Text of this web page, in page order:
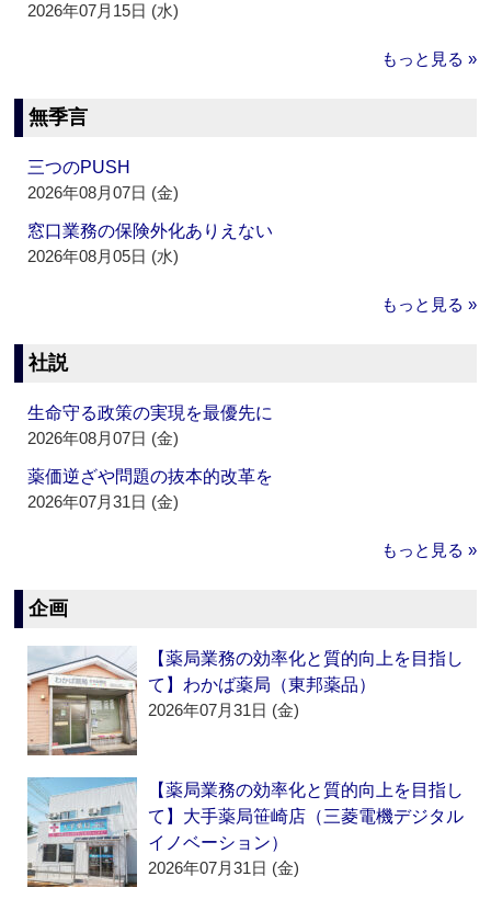
2026年07月15日 (水)
もっと見る »
無季言
三つのPUSH
2026年08月07日 (金)
窓口業務の保険外化ありえない
2026年08月05日 (水)
もっと見る »
社説
生命守る政策の実現を最優先に
2026年08月07日 (金)
薬価逆ざや問題の抜本的改革を
2026年07月31日 (金)
もっと見る »
企画
【薬局業務の効率化と質的向上を目指し
て】わかば薬局（東邦薬品）
2026年07月31日 (金)
【薬局業務の効率化と質的向上を目指し
て】大手薬局笹崎店（三菱電機デジタル
イノベーション）
2026年07月31日 (金)